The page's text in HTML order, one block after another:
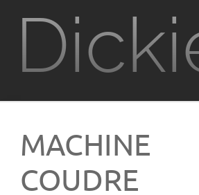
Dossiers
Films
Jeux vidéo
COUDRE